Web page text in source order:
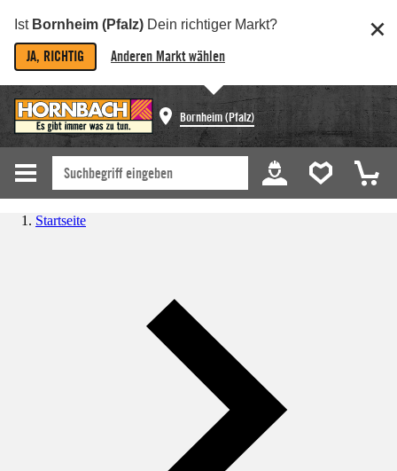
Ist Bornheim (Pfalz) Dein richtiger Markt?
JA, RICHTIG Anderen Markt wählen
Bornheim (Pfalz)
Startseite